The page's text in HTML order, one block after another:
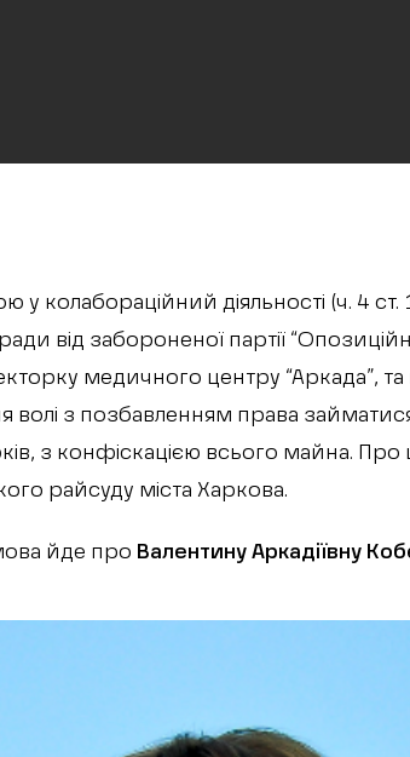
у колабораційний діяльності (ч. 4
від забороненої партії
медичного центру “Аркада”,
волі з позбавленням права
з конфіскацією всього майна. Про
райсуду міста Харкова.
йде про Валентину Аркадіївну